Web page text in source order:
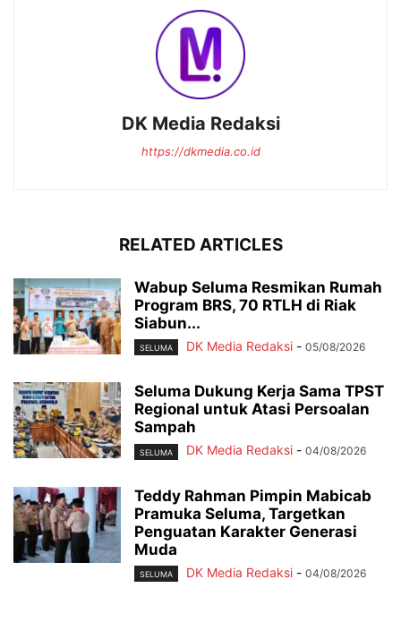
DK Media Redaksi
https://dkmedia.co.id
RELATED ARTICLES
Wabup Seluma Resmikan Rumah
Program BRS, 70 RTLH di Riak
Siabun...
SELUMA DK Media Redaksi - 05/08/2026
Seluma Dukung Kerja Sama TPST
Regional untuk Atasi Persoalan
Sampah
SELUMA DK Media Redaksi - 04/08/2026
Teddy Rahman Pimpin Mabicab
Pramuka Seluma, Targetkan
Penguatan Karakter Generasi
Muda
SELUMA DK Media Redaksi - 04/08/2026